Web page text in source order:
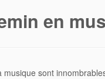
en
musique sont